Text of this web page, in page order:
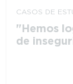
CASOS DE
Hemos
de